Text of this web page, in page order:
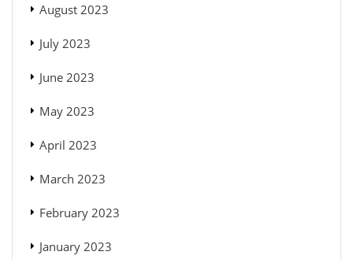
August 2023
July 2023
June 2023
May 2023
April 2023
March 2023
February 2023
January 2023